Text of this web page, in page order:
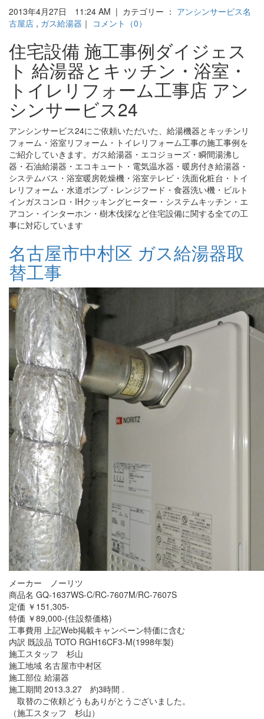
2013年4月27日 11:24 AM | カテゴリー ： アンシンサービス名
古屋店 , ガス給湯器 ｜ コメント（0）
住宅設備 施工事例ダイジェス
ト 給湯器とキッチン・浴室・
トイレリフォーム工事店 アン
シンサービス24
アンシンサービス24にご依頼いただいた、給湯機器とキッチンリ
フォーム・浴室リフォーム・トイレリフォーム工事の施工事例を
ご紹介していきます。ガス給湯器・エコジョーズ・瞬間湯沸し
器・石油給湯器・エコキュート・電気温水器・暖房付き給湯器・
システムバス・浴室暖房乾燥機・浴室テレビ・洗面化粧台・トイ
レリフォーム・水道ポンプ・レンジフード・食器洗い機・ビルト
インガスコンロ・IHクッキングヒーター・システムキッチン・エ
アコン・インターホン・樹木伐採など住宅設備に関する全ての工
事に対応しています
名古屋市中村区 ガス給湯器取
替工事
メーカー ノーリツ
商品名 GQ-1637WS-C/RC-7607M/RC-7607S
定価 ￥151,305-
特価 ￥89,000-(住設祭価格)
工事費用 上記Web掲載キャンペーン特価に含む
内訳 既設品 TOTO RGH16CF3-M(1998年製)
施工スタッフ 杉山
施工地域 名古屋市中村区
施工部位 給湯器
施工期間 2013.3.27 約3時間 .
取替のご依頼どうもありがとうございました。
（施工スタッフ 杉山）